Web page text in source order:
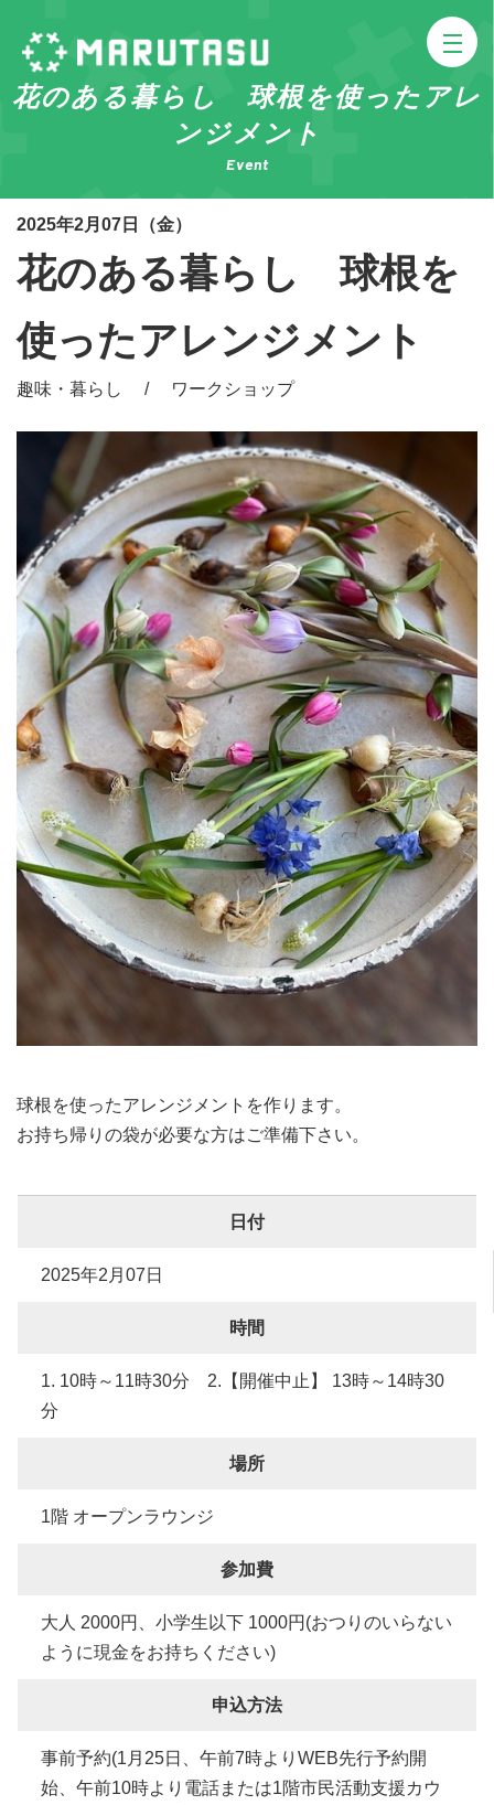
花のある暮らし 球根を使ったアレ
ンジメント
Event
2025年2月07日（金）
花のある暮らし 球根を
使ったアレンジメント
趣味・暮らし / ワークショップ
球根を使ったアレンジメントを作ります。
お持ち帰りの袋が必要な方はご準備下さい。
日付
2025年2月07日
時間
1. 10時～11時30分 2.【開催中止】 13時～14時30
分
場所
1階 オープンラウンジ
参加費
大人 2000円、小学生以下 1000円(おつりのいらない
ように現金をお持ちください)
申込方法
事前予約(1月25日、午前7時よりWEB先行予約開
始、午前10時より電話または1階市民活動支援カウ